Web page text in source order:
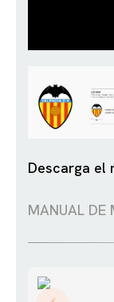
Descarga el
MANUAL DE